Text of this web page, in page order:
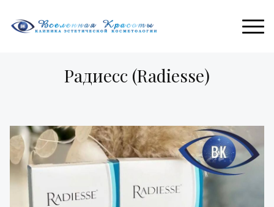
Радиесс (Radiesse)